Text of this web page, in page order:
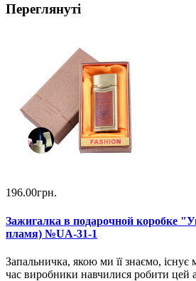
Переглянуті
196.00грн.
Зажигалка в подарочной коробке
пламя) №UA-31-1
Запальничка, якою ми її знаємо, існує
час виробники навчилися робити цей